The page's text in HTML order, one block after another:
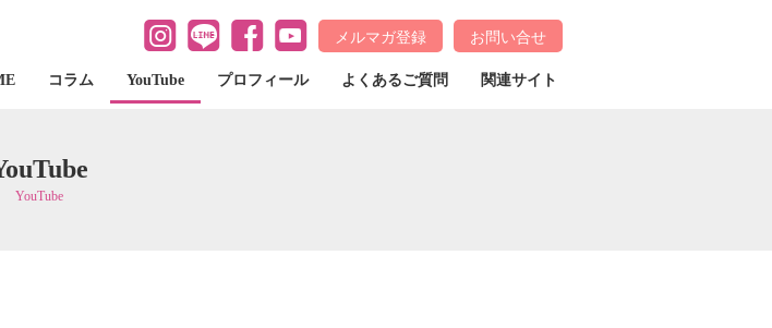
メルマガ登録 お問い合せ
コラム YouTube プロフィール よくあるご質問 関連サイト
YouTube